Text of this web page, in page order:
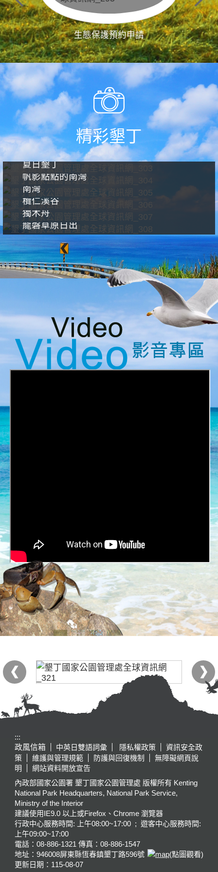
生態保護預約申請
精彩墾丁
夏日墾丁
帆影點點的南灣
南灣
欖仁溪谷
獨木舟
龍磐草原日出
:::
政風信箱
中英日雙語詞彙 隱私權政策
資訊安全政
策
維護與管理規範 防護與回復機制
無障礙網頁說
明
網站資料開放宣告
內政部國家公園署 墾丁國家公園管理處 版權所有 Kenting
National Park Headquarters, National Park Service,
Ministry of the Interior
建議使用IE9.0 以上或Firefox、Chrome 瀏覽器
行政中心服務時間: 上午08:00~17:00 ; 遊客中心服務時間:
上午09:00~17:00
電話：08-886-1321 傳真：08-886-1547
地址：946008屏東縣恆春鎮墾丁路596號
(點圖觀看)
更新日期： 115-08-07